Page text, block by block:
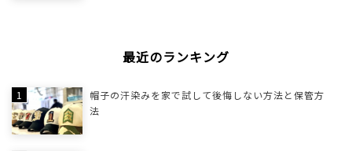
最近のランキング
帽子の汗染みを家で試して後悔しない方法と保管方
法